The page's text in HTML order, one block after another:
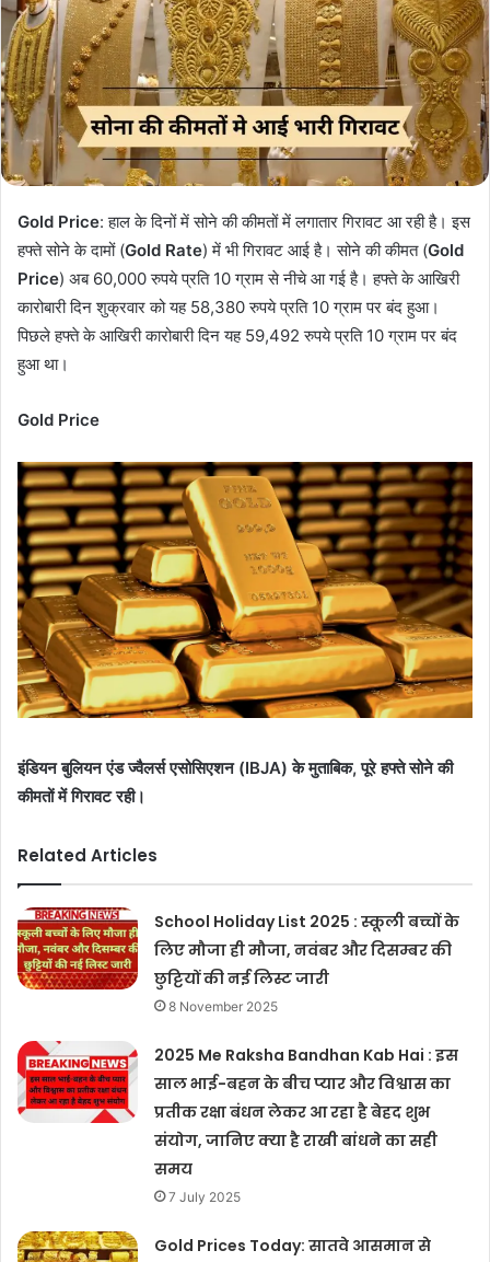
Gold Price: हाल के दिनों में सोने की कीमतों में लगातार गिरावट आ रही है। इस
हफ्ते सोने के दामों (Gold Rate) में भी गिरावट आई है। सोने की कीमत (Gold
Price) अब 60,000 रुपये प्रति 10 ग्राम से नीचे आ गई है। हफ्ते के आखिरी
कारोबारी दिन शुक्रवार को यह 58,380 रुपये प्रति 10 ग्राम पर बंद हुआ।
पिछले हफ्ते के आखिरी कारोबारी दिन यह 59,492 रुपये प्रति 10 ग्राम पर बंद
हुआ था।
Gold Price
इंडियन बुलियन एंड ज्वैलर्स एसोसिएशन (IBJA) के मुताबिक, पूरे हफ्ते सोने की
कीमतों में गिरावट रही।
Related Articles
School Holiday List 2025 : स्कूली बच्चों के
लिए मौजा ही मौजा, नवंबर और दिसम्बर की
छुट्टियों की नई लिस्ट जारी
8 November 2025
2025 Me Raksha Bandhan Kab Hai : इस
साल भाई-बहन के बीच प्यार और विश्वास का
प्रतीक रक्षा बंधन लेकर आ रहा है बेहद शुभ
संयोग, जानिए क्या है राखी बांधने का सही
समय
7 July 2025
Gold Prices Today: सातवे आसमान से